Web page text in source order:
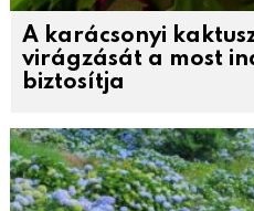
A karácsonyi
virágzását a most
biztosítja